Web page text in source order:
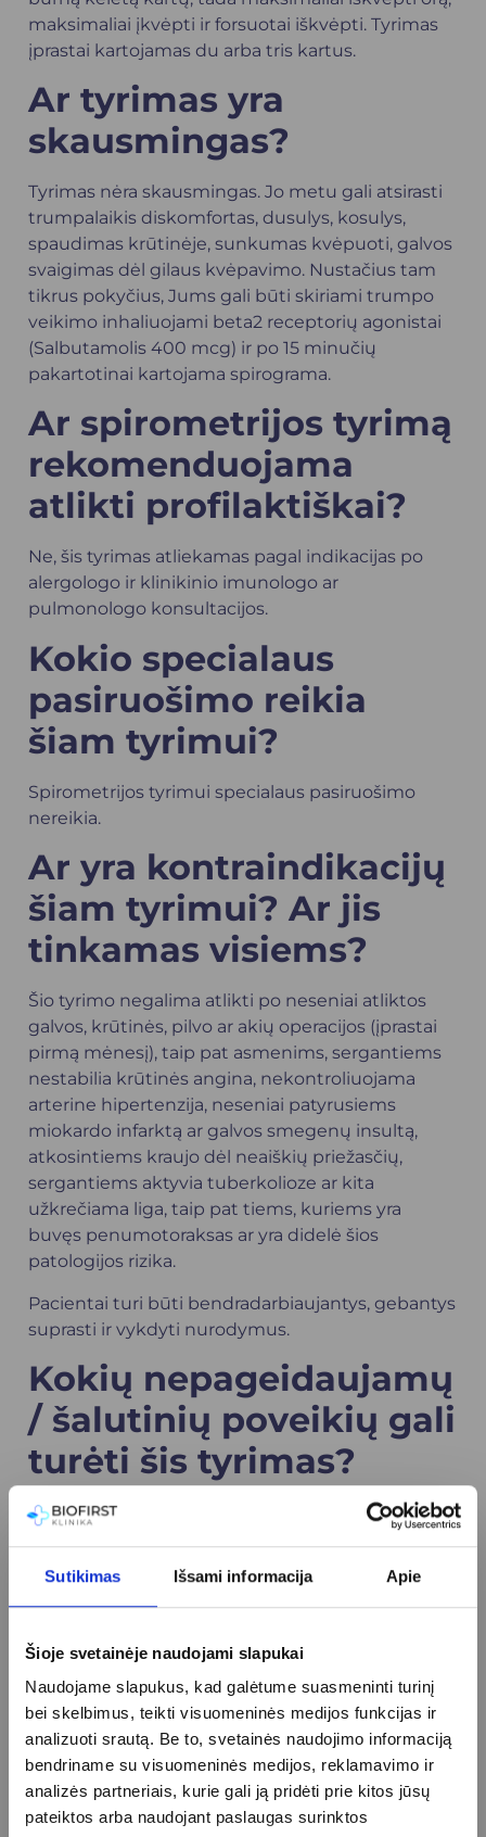
Sutikimas Išsami informacija Apie
Šioje svetainėje naudojami slapukai
Naudojame slapukus, kad galėtume suasmeninti turinį
bei skelbimus, teikti visuomeninės medijos funkcijas ir
analizuoti srautą. Be to, svetainės naudojimo informaciją
bendriname su visuomeninės medijos, reklamavimo ir
analizės partneriais, kurie gali ją pridėti prie kitos jūsų
pateiktos arba naudojant paslaugas surinktos
maksimaliai įkvėpti ir forsuotai iškvėpti. Tyrimas
įprastai kartojamas du arba tris kartus.
Ar tyrimas yra
skausmingas?
Tyrimas nėra skausmingas. Jo metu gali atsirasti
trumpalaikis diskomfortas, dusulys, kosulys,
spaudimas krūtinėje, sunkumas kvėpuoti, galvos
svaigimas dėl gilaus kvėpavimo. Nustačius tam
tikrus pokyčius, Jums gali būti skiriami trumpo
veikimo inhaliuojami beta2 receptorių agonistai
(Salbutamolis 400 mcg) ir po 15 minučių
pakartotinai kartojama spirograma.
Ar spirometrijos tyrimą
rekomenduojama
atlikti profilaktiškai?
Ne, šis tyrimas atliekamas pagal indikacijas po
alergologo ir klinikinio imunologo ar
pulmonologo konsultacijos.
Kokio specialaus
pasiruošimo reikia
šiam tyrimui?
Spirometrijos tyrimui specialaus pasiruošimo
nereikia.
Ar yra kontraindikacijų
šiam tyrimui? Ar jis
tinkamas visiems?
Šio tyrimo negalima atlikti po neseniai atliktos
galvos, krūtinės, pilvo ar akių operacijos (įprastai
pirmą mėnesį), taip pat asmenims, sergantiems
nestabilia krūtinės angina, nekontroliuojama
arterine hipertenzija, neseniai patyrusiems
miokardo infarktą ar galvos smegenų insultą,
atkosintiems kraujo dėl neaiškių priežasčių,
sergantiems aktyvia tuberkolioze ar kita
užkrečiama liga, taip pat tiems, kuriems yra
buvęs penumotoraksas ar yra didelė šios
patologijos rizika.
Pacientai turi būti bendradarbiaujantys, gebantys
suprasti ir vykdyti nurodymus.
Kokių nepageidaujamų
/ šalutinių poveikių gali
turėti šis tyrimas?
Spirometrijos metu gali atsirasti trumpalaikis
krūtinėje, sunkumas kvėpuoti, galvos svaigimas
dėl gilaus kvėpavimo.
Apie procedūrą
schedule
10-15 min.
info